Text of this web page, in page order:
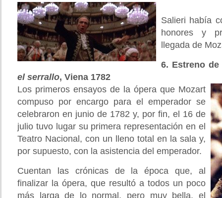
Salieri había
honores y
llegada de
6. Estreno
el serrallo, Viena 1782
Los primeros ensayos de la ópera que Mozart
compuso por encargo para el emperador se
celebraron en junio de 1782 y, por fin, el 16 de
julio tuvo lugar su primera representación en el
Teatro Nacional, con un lleno total en la sala y,
por supuesto, con la asistencia del emperador.
Cuentan las crónicas de la época que, al
finalizar la ópera, que resultó a todos un poco
más larga de lo normal, pero muy bella, el